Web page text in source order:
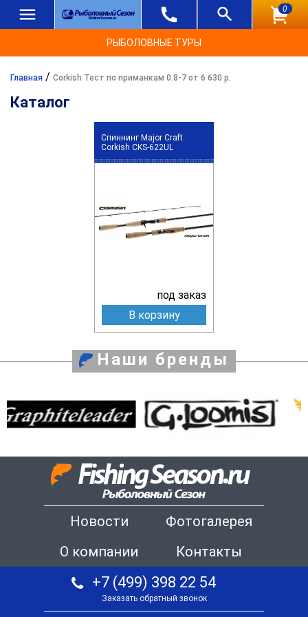
0
РЫБОЛОВНЫЕ ТУРЫ
Главная / Corkish Тест по приманкам 0.8-7 от 6 630 р.
Каталог
Спиннинг Major Craft
Corkish CKS-622UL
под заказ
В корзину
Наши бренды
Новости
Фотогалерея
О компании
Контакты
+7 (499) 398 22 54
Заказать обратный звонок